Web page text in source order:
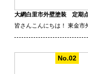
大網白里市外壁塗装 定期
皆さんこんにちは！ 東金